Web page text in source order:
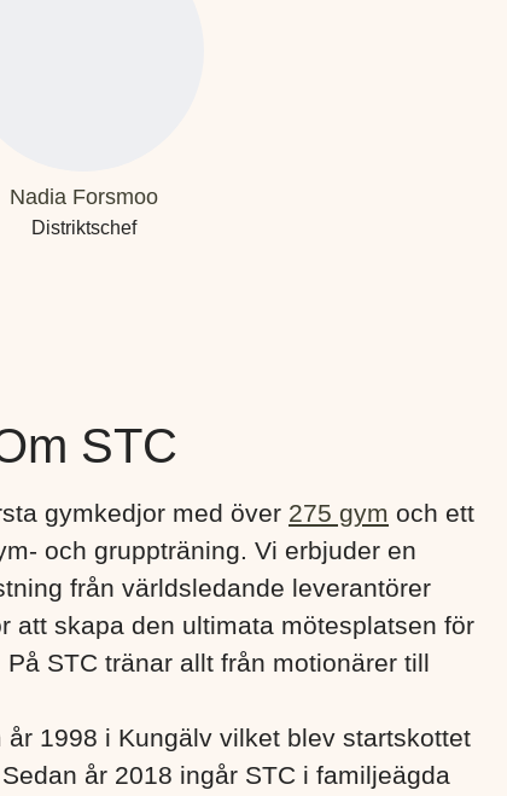
Nadia Forsmoo
Distriktschef
STC
gymkedjor med över 275 gym och ett
och gruppträning. Vi erbjuder en
från världsledande leverantörer
att skapa den ultimata mötesplatsen för
STC tränar allt från motionärer till
1998 i Kungälv vilket blev startskottet
år 2018 ingår STC i familjeägda